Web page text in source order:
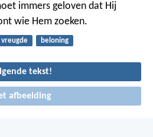
immers geloven dat Hij
wie Hem zoeken.
vreugde beloning
tekst!
afbeelding